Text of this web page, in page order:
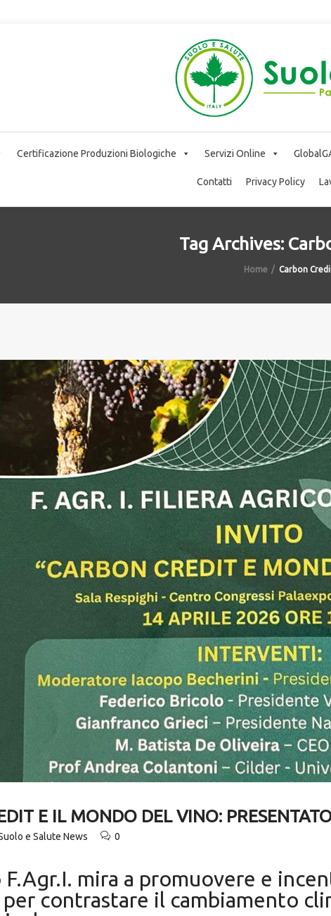
Certificazione Produzioni Biologiche Servizi Online
Contatti Privacy Policy
Tag Archives:
Home Carbon
E IL MONDO DEL VINO:
e Salute News 0
mira a promuovere e
contrastare il cambiamento